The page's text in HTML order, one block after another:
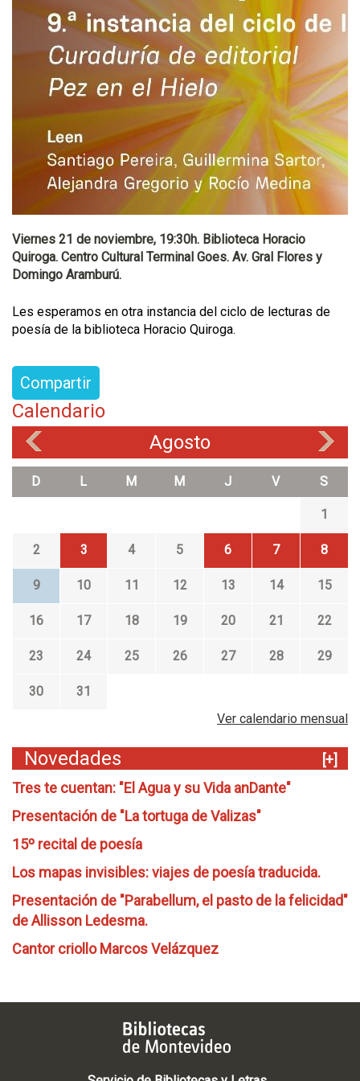
Viernes 21 de noviembre, 19:30h. Biblioteca Horacio
Quiroga. Centro Cultural Terminal Goes. Av. Gral Flores y
Domingo Aramburú.
Les esperamos en otra instancia del ciclo de lecturas de
poesía de la biblioteca Horacio Quiroga.
Compartir
Calendario
Agosto
D L M M J V S
1
2 3 4 5 6 7 8
9 10 11 12 13 14 15
16 17 18 19 20 21 22
23 24 25 26 27 28 29
30
31
Ver calendario mensual
Novedades
[+]
Tres te cuentan: "El Agua y su Vida anDante"
Presentación de "La tortuga de Valizas"
15º recital de poesía
Los mapas invisibles: viajes de poesía traducida.
Presentación de "Parabellum, el pasto de la felicidad"
de Allisson Ledesma.
Cantor criollo Marcos Velázquez